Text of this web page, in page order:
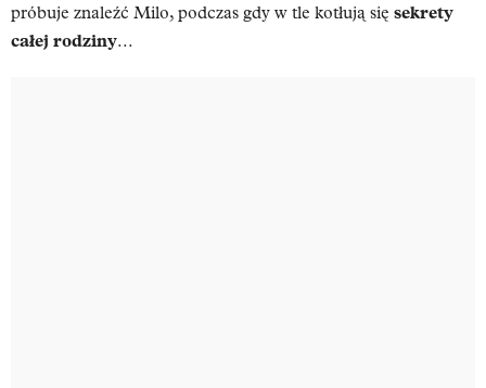
próbuje znaleźć Milo, podczas gdy w tle kotłują się sekrety
całej rodziny...